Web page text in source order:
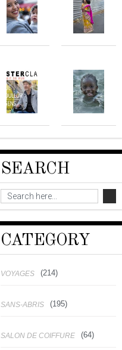
SEARCH
CATEGORY
VOYAGES (214)
SANS-ABRIS (195)
SALON DE COIFFURE (64)